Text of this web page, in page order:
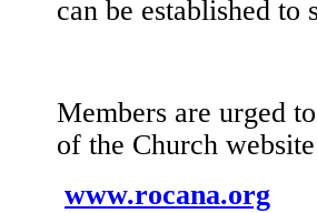
can be established
Members are urged
of the Church
www.rocana.org